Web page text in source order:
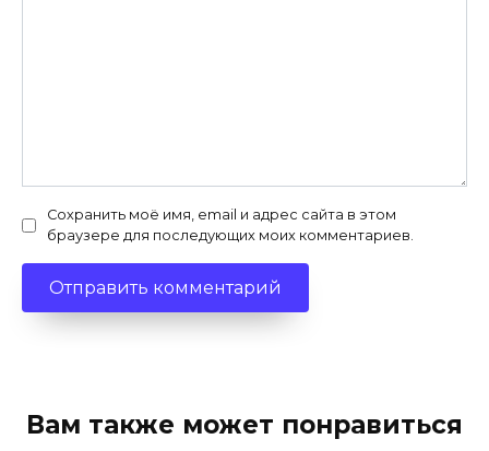
Сохранить моё имя, email и адрес сайта в этом
браузере для последующих моих комментариев.
Вам также может понравиться